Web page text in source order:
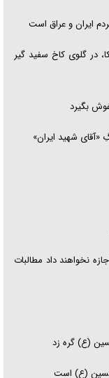
ایران و عراق است
در گلوی کاخ سفید گیر
بگیرد
شهید ایران»
نخواهند داد مطالبات
(ع) گره زد
حسین (ع) است